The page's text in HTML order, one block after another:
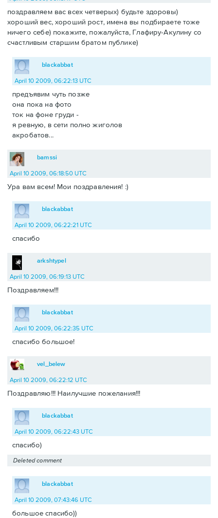
поздравляем вас всех четверых) будьте здоровы)
хороший вес, хороший рост, имена вы подбираете тоже
ничего себе) покажите, пожалуйста, Глафиру-Акулину со
счастливым старшим братом публике)
blackabbat
April 10 2009, 06:22:13 UTC
предъявим чуть позже
она пока на фото
ток на фоне груди -
я ревную, в сети полно жиголов
акробатов...
bamssi
April 10 2009, 06:18:50 UTC
Ура вам всем! Мои поздравления! :)
blackabbat
April 10 2009, 06:22:21 UTC
спасибо
arkshtypel
April 10 2009, 06:19:13 UTC
Поздравляем!!!
blackabbat
April 10 2009, 06:22:35 UTC
спасибо большое!
vel_belew
April 10 2009, 06:22:12 UTC
Поздравляю!!! Наилучшие пожелания!!!
blackabbat
April 10 2009, 06:22:43 UTC
спасибо)
Deleted comment
blackabbat
April 10 2009, 07:43:46 UTC
большое спасибо))